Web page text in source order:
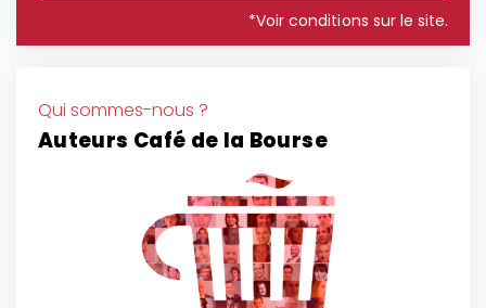
*Voir conditions sur le site.
Qui sommes-nous ?
Auteurs Café de la Bourse